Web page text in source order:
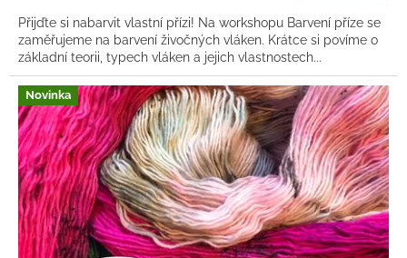
Přijďte si nabarvit vlastní přízi! Na workshopu Barvení příze se
zaměřujeme na barvení živočných vláken. Krátce si povíme o
základní teorii, typech vláken a jejich vlastnostech...
Novinka